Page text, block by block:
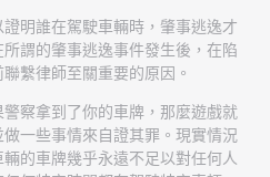
明誰在駕駛車輛時，肇事逃逸才
謂的肇事逃逸事件發生後，在陷
繫律師至關重要的原因。
察拿到了你的車牌，那麼遊戲就
一些事情來自證其罪。現實情況
的車牌幾乎永遠不足以對任何人